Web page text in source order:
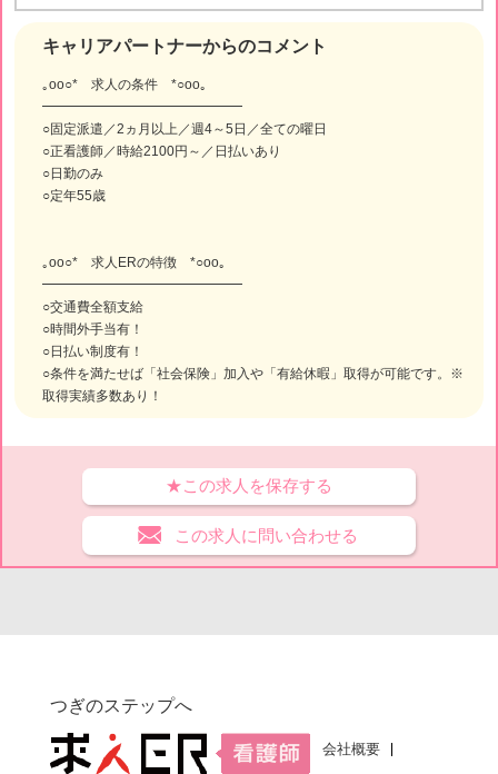
キャリアパートナーからのコメント
｡oо○* 求人の条件 *○оo｡
━━━━━━━━━━━━━━━
○固定派遣／2ヵ月以上／週4～5日／全ての曜日
○正看護師／時給2100円～／日払いあり
○日勤のみ
○定年55歳
｡oо○* 求人ERの特徴 *○оo｡
━━━━━━━━━━━━━━━
○交通費全額支給
○時間外手当有！
○日払い制度有！
○条件を満たせば「社会保険」加入や「有給休暇」取得が可能です。※
取得実績多数あり！
★この求人を保存する
この求人に問い合わせる
つぎのステップへ
会社概要